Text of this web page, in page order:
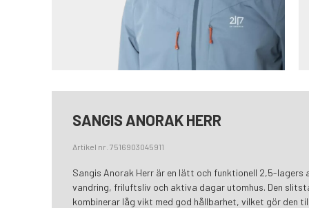
SANGIS ANORAK HERR
Artikel nr. 7516903045911
Sangis Anorak Herr är en lätt och funktionell 2,5-
vandring, friluftsliv och aktiva dagar utomhus. Den
kombinerar låg vikt med god hållbarhet, vilket gör den